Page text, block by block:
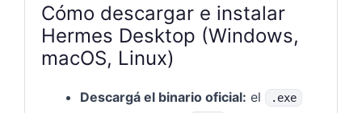
Cómo descargar e instalar
Hermes Desktop (Windows,
macOS, Linux)
Descargá el binario oficial: el .exe